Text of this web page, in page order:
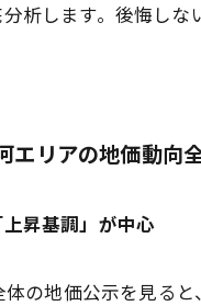
析します。後悔しな
エリアの地価動向
昇基調」が中心
体の地価公示を見る